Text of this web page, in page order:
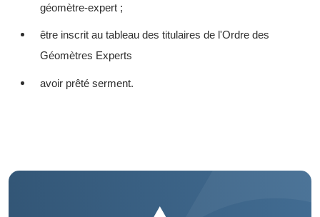
géomètre-expert ;
être inscrit au tableau des titulaires de l'Ordre des
Géomètres Experts
avoir prêté serment.